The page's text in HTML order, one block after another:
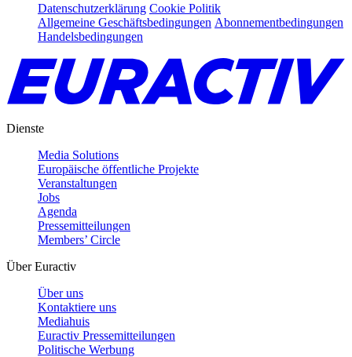
Datenschutzerklärung Cookie Politik
Allgemeine Geschäftsbedingungen Abonnementbedingungen
Handelsbedingungen
Dienste
Media Solutions
Europäische öffentliche Projekte
Veranstaltungen
Jobs
Agenda
Pressemitteilungen
Members’ Circle
Über Euractiv
Über uns
Kontaktiere uns
Mediahuis
Euractiv Pressemitteilungen
Politische Werbung